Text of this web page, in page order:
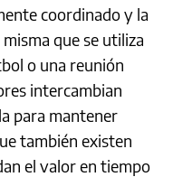
coordinado y la
que se utiliza
o una reunión
intercambian
para mantener
también existen
el valor en tiempo